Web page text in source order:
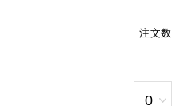
注文数